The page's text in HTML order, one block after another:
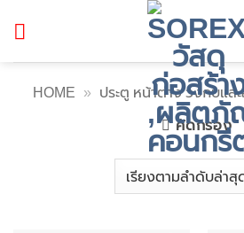
HOME
» ประตู หน้าต่าง วงกบแล
คัดกรอง